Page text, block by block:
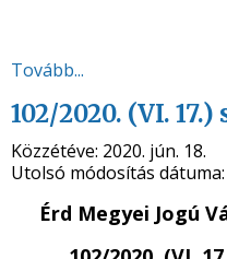
Tovább...
102/2020. (VI.
Közzétéve: 2020. jún. 18.
Utolsó módosítás dátuma:
Érd Megyei Jogú